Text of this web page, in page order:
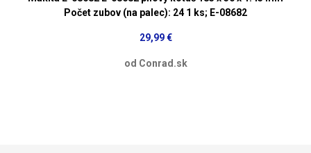
Počet zubov (na palec): 24 1 ks; E-08682
29,99 €
od Conrad.sk